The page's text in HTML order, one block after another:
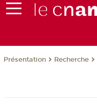
Présentation Recherche